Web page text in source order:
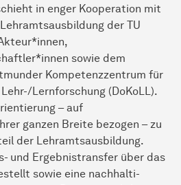
in enger Kooperation mit
der TU
sowie dem
Kompetenzzentrum für
Lernforschung (DoKoLL).
– auf
ganzen Breite bezogen – zu
der Lehramtsausbildung.
und Ergebnistransfer über das
sowie eine nach­hal­ti­